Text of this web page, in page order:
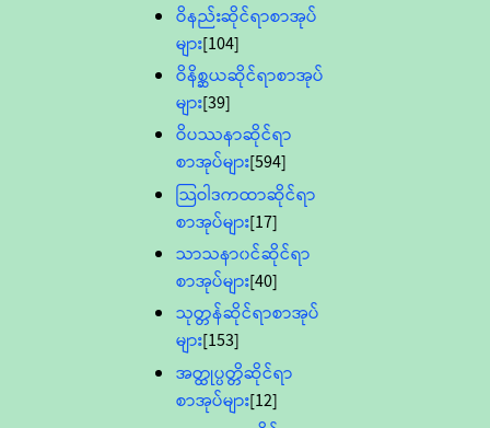
ဝိနည်းဆိုင်ရာစာအုပ်
များ[104]
ဝိနိစ္ဆယဆိုင်ရာစာအုပ်
များ[39]
ဝိပဿနာဆိုင်ရာ
စာအုပ်များ[594]
သြဝါဒကထာဆိုင်ရာ
စာအုပ်များ[17]
သာသနာ၀င်ဆိုင်ရာ
စာအုပ်များ[40]
သုတ္တန်ဆိုင်ရာစာအုပ်
များ[153]
အတ္ထုပ္ပတ္တိဆိုင်ရာ
စာအုပ်များ[12]